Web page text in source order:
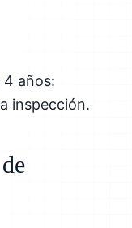
años:
inspección.